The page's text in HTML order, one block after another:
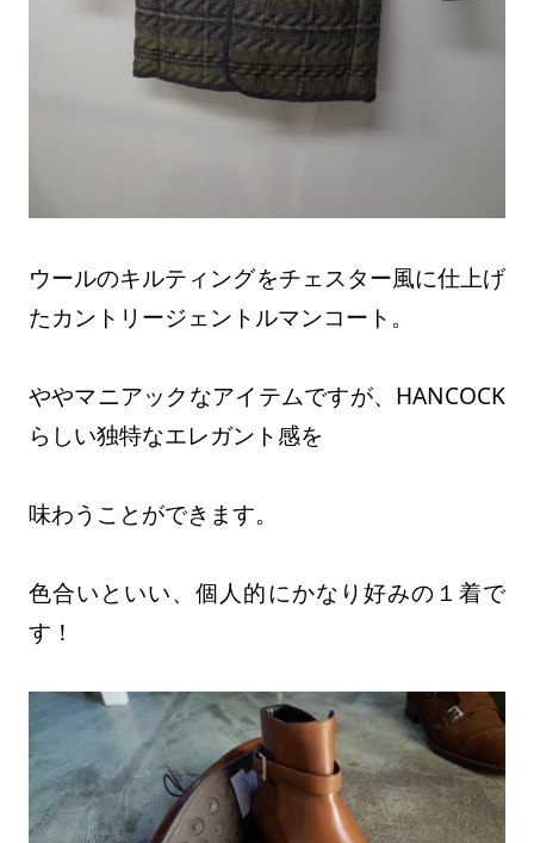
ウールのキルティングをチェスター風に仕上げ
たカントリージェントルマンコート。
ややマニアックなアイテムですが、HANCOCK
らしい独特なエレガント感を
味わうことができます。
色合いといい、個人的にかなり好みの１着で
す！